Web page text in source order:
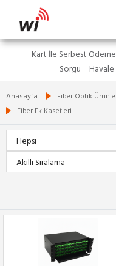
Kart İle Serbest Ödeme
Sorgu
Anasayfa Fiber Optik
Fiber Ek Kasetleri